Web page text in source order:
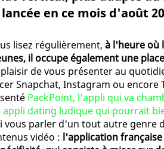
en ce mois d'août
lisez régulièrement, à l'heure où
il occupe également une
de vous présenter au
Snapchat, Instagram ou encore
PackPoint, l'appli qui va
appli dating ludique qui pourrait
parler d'un tout autre genre
vidéo : l'application